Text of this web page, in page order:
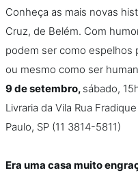
Conheça as mais novas
Cruz, de Belém. Com
podem ser como espelhos
ou mesmo como ser
9 de setembro, sábado,
Livraria da Vila Rua
Paulo, SP (11 3814-5811)
Era uma casa muito